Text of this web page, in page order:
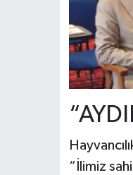
“İlimiz